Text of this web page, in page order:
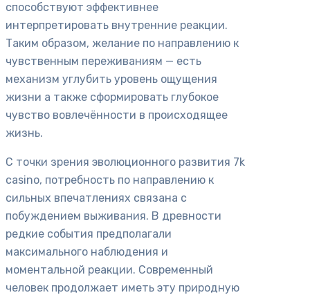
способствуют эффективнее
интерпретировать внутренние реакции.
Таким образом, желание по направлению к
чувственным переживаниям — есть
механизм углубить уровень ощущения
жизни а также сформировать глубокое
чувство вовлечённости в происходящее
жизнь.
С точки зрения эволюционного развития 7k
casino, потребность по направлению к
сильных впечатлениях связана с
побуждением выживания. В древности
редкие события предполагали
максимального наблюдения и
моментальной реакции. Современный
человек продолжает иметь эту природную